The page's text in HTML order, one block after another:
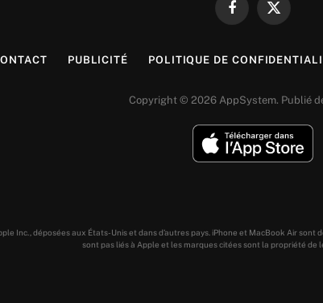
FacebookX
PUBLICITÉ POLITIQUE DE
Copyright © 2026 AppSystem. Publié
Inc., déposées aux États-Unis et dans d’autres pays. iPhone et MacBook Air
sont pas liés à Apple et les marques citées sont la propriété de